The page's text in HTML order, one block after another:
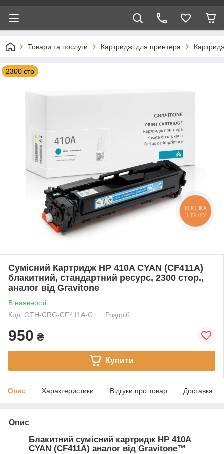
Товари та послуги Картриджі для принтера
2300 стр
Сумісний Картридж HP 410A CYAN (CF411A)
блакитний, стандартний ресурс, 2300 стор.,
аналог від Gravitone
В наявності
Код: GTH-CRG-CF411A-C
Роздріб
950 ₴
Купити
Опис Характеристики Відгуки про товар Доставка
Опис
Блакитний сумісний картридж HP 410A
CYAN (CF411A) аналог від Gravitone™
КНОПКА
ЗВ'ЯЗКУ